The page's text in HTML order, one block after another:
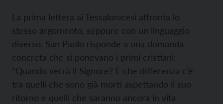
La prima lettera ai Tessalonicesi affronta lo
stesso argomento, seppure con un linguaggio
diverso. San Paolo risponde a una domanda
concreta che si ponevano i primi cristiani:
“Quando verrà il Signore? E che differenza c’è
tra quelli che sono già morti aspettando il suo
ritorno e quelli che saranno ancora in vita